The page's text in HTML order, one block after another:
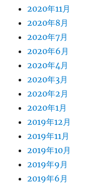
2020年11月
2020年8月
2020年7月
2020年6月
2020年4月
2020年3月
2020年2月
2020年1月
2019年12月
2019年11月
2019年10月
2019年9月
2019年6月